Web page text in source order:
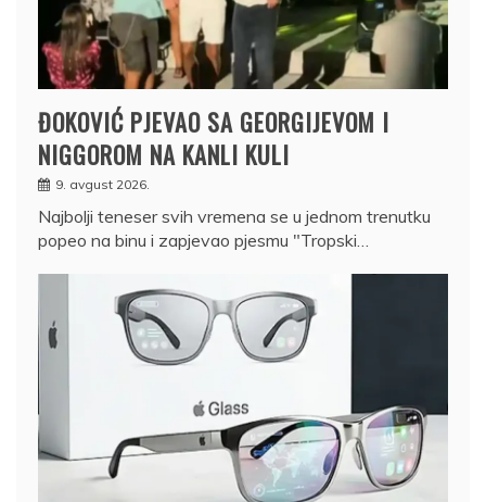
ĐOKOVIĆ PJEVAO SA GEORGIJEVOM I
NIGGOROM NA KANLI KULI
9. avgust 2026.
Najbolji teneser svih vremena se u jednom trenutku
popeo na binu i zapjevao pjesmu "Tropski…